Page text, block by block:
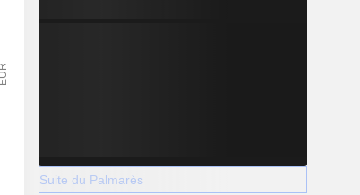
Suite du Palmarès